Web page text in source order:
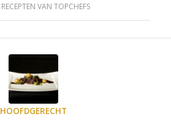
RECEPTEN VAN TOPCHEFS
HOOFDGERECHT